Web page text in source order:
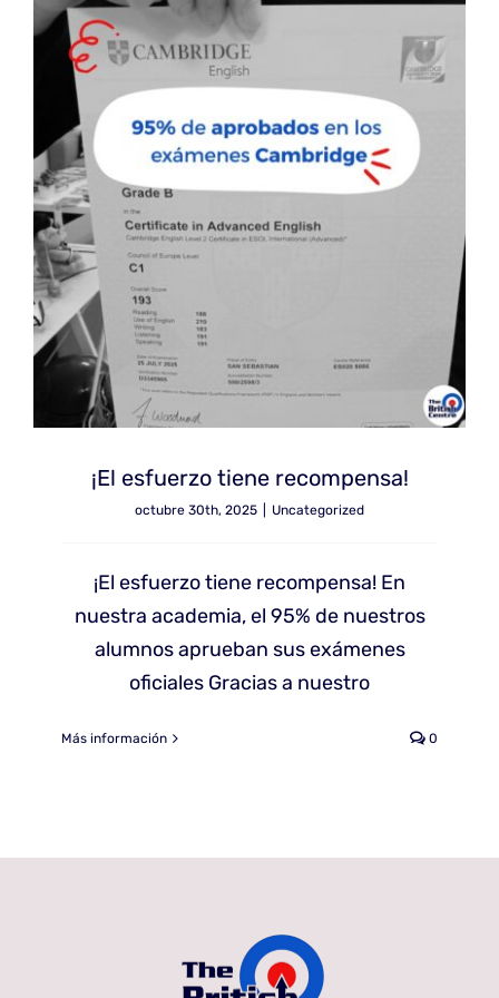
¡El esfuerzo tiene recompensa!
octubre 30th, 2025 Uncategorized
¡El esfuerzo tiene recompensa! En
nuestra academia, el 95% de nuestros
alumnos aprueban sus exámenes
oficiales Gracias a nuestro
Más información 0